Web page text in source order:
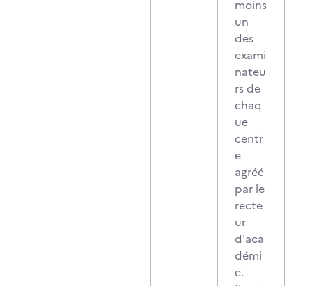
moins
un
des
exami
nateu
rs de
chaq
ue
centr
e
agréé
par le
recte
ur
d'aca
démi
e.